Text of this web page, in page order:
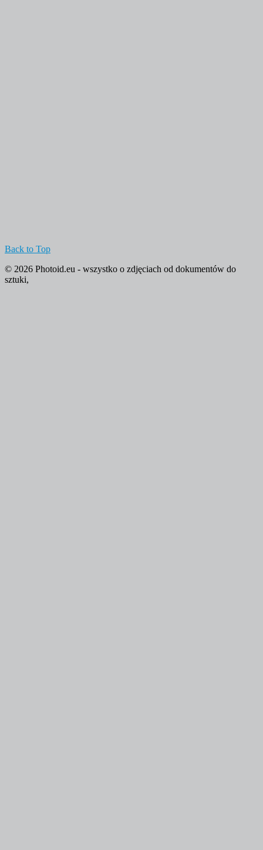
Back to Top
© 2026 Photoid.eu - wszystko o zdjęciach od dokumentów do
sztuki,